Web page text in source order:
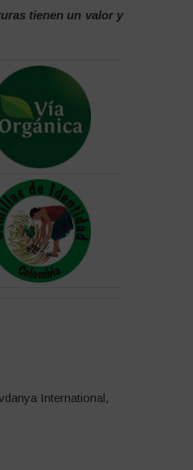
tienen un valor y
International,